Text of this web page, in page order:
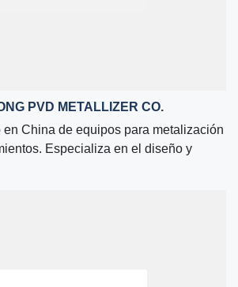
PVD METALLIZER CO.
en China de equipos para metalización
Especializa en el diseño y